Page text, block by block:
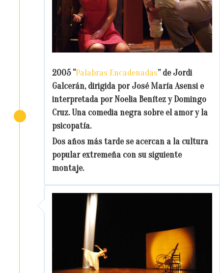
2005 “Palabras Encadenadas” de Jordi
Galcerán, dirigida por José María Asensi e
interpretada por Noelia Benítez y Domingo
Cruz. Una comedia negra sobre el amor y la
psicopatía.
Dos años más tarde se acercan a la cultura
popular extremeña con su siguiente
montaje.